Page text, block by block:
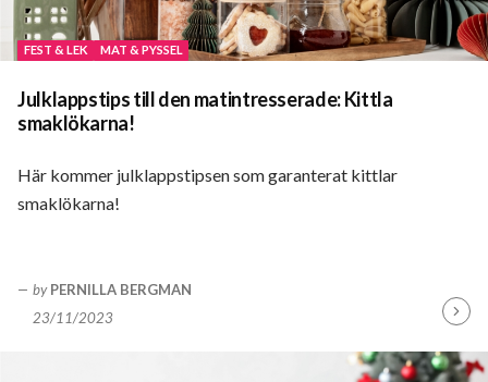
FEST & LEK MAT & PYSSEL
Julklappstips till den matintresserade: Kittla
smaklökarna!
Här kommer julklappstipsen som garanterat kittlar
smaklökarna!
by PERNILLA BERGMAN
23/11/2023